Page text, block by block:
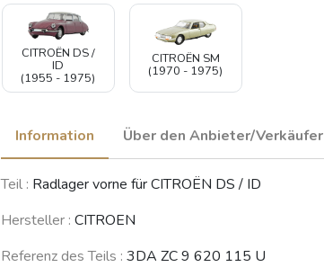
CITROËN DS /
ID
(1955 - 1975)
CITROËN SM
(1970 - 1975)
Information Über den Anbieter/Verkäufer
Teil : Radlager vorne für CITROËN DS / ID
Hersteller : CITROEN
Referenz des Teils : 3DA ZC 9 620 115 U